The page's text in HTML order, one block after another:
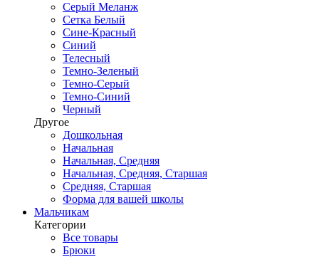
Серый Меланж
Сетка Белый
Сине-Красный
Синий
Телесный
Темно-Зеленый
Темно-Серый
Темно-Синий
Черный
Другое
Дошкольная
Начальная
Начальная, Средняя
Начальная, Средняя, Старшая
Средняя, Старшая
Форма для вашей школы
Мальчикам
Категории
Все товары
Брюки